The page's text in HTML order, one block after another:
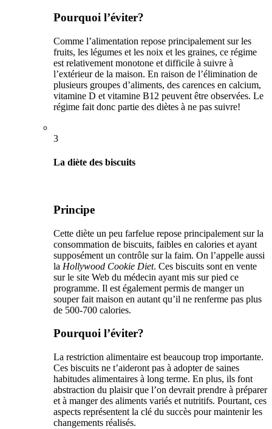
Pourquoi l’éviter?
Comme l’alimentation repose principalement sur les
fruits, les légumes et les noix et les graines, ce régime
est relativement monotone et difficile à suivre à
l’extérieur de la maison. En raison de l’élimination de
plusieurs groupes d’aliments, des carences en calcium,
vitamine D et vitamine B12 peuvent être observées. Le
régime fait donc partie des diètes à ne pas suivre!
3
La diète des biscuits
Principe
Cette diète un peu farfelue repose principalement sur la
consommation de biscuits, faibles en calories et ayant
supposément un contrôle sur la faim. On l’appelle aussi
la Hollywood Cookie Diet. Ces biscuits sont en vente
sur le site Web du médecin ayant mis sur pied ce
programme. Il est également permis de manger un
souper fait maison en autant qu’il ne renferme pas plus
de 500-700 calories.
Pourquoi l’éviter?
La restriction alimentaire est beaucoup trop importante.
Ces biscuits ne t’aideront pas à adopter de saines
habitudes alimentaires à long terme. En plus, ils font
abstraction du plaisir que l’on devrait prendre à préparer
et à manger des aliments variés et nutritifs. Pourtant, ces
aspects représentent la clé du succès pour maintenir les
changements réalisés.